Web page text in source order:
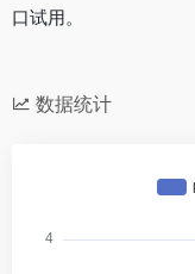
口试用。
数据统计